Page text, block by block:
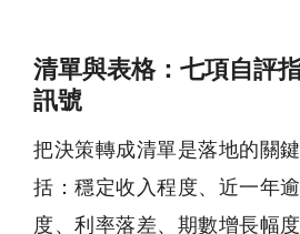
清單與表格：七項自評
訊號
把決策轉成清單是落地的關
括：穩定收入程度、近一年
度、利率落差、期數增長幅